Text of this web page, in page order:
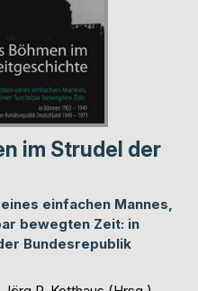
im Strudel der
einfachen Mannes,
bewegten Zeit: in
Bundesrepublik